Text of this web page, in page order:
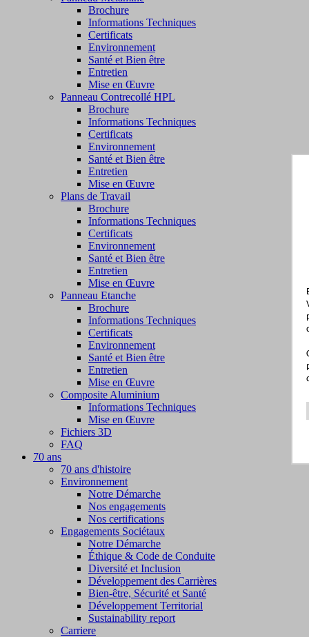
Brochure
Informations Techniques
Certificats
Environnement
Santé et Bien être
Entretien
Mise en Œuvre
Panneau Contrecollé HPL
Brochure
Informations Techniques
Certificats
Environnement
Santé et Bien être
Entretien
Mise en Œuvre
Plans de Travail
Brochure
Informations Techniques
Certificats
Environnement
Santé et Bien être
Entretien
Mise en Œuvre
Panneau Etanche
Brochure
Informations Techniques
Certificats
Environnement
Santé et Bien être
Entretien
Mise en Œuvre
Composite Aluminium
Informations Techniques
Mise en Œuvre
Fichiers 3D
FAQ
70 ans
70 ans d'histoire
Environnement
Notre Démarche
Nos engagements
Nos certifications
Engagements Sociétaux
Notre Démarche
Éthique & Code de Conduite
Diversité et Inclusion
Développement des Carrières
Bien-être, Sécurité et Santé
Développement Territorial
Sustainability report
Carriere